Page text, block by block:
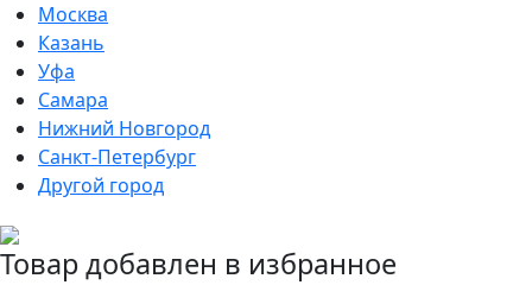
Москва
Казань
Уфа
Самара
Нижний Новгород
Санкт-Петербург
Другой город
Товар добавлен в избранное